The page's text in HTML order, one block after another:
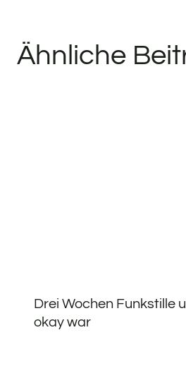
Ähnliche
Drei Wochen Funkstille
okay war